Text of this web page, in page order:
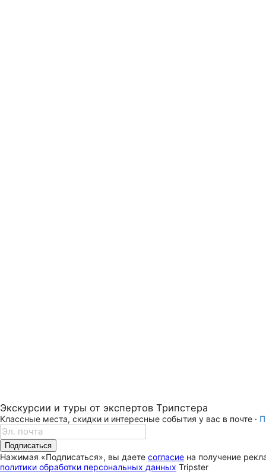
Экскурсии и туры от экспертов Трипстера
Классные места, скидки и интересные события у вас в почте ·
Подписаться
Нажимая «Подписаться», вы даете согласие на получение
политики обработки персональных данных Tripster